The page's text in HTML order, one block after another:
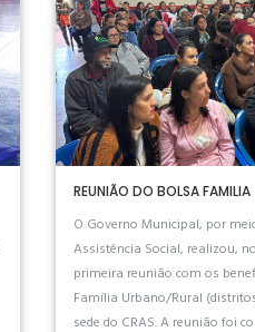
REUNIÃO DO BOLSA FAMILIA
O Governo Municipal, por
Assistência Social, realizou,
primeira reunião com os
Família Urbano/Rural
sede do CRAS. A reunião foi